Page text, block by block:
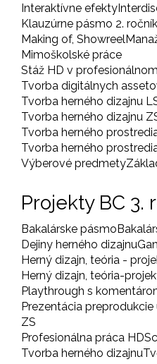
Interaktívne efekty
Klauzúrne pásmo 2. ročník
Making of, Showreel
Mimoškolské práce
Stáž HD v
Tvorba digitálnych
Tvorba herného dizajnu
Tvorba herného dizajnu
Tvorba herného
Tvorba herného
Výberové predmety
Projekty BC 3.
Bakalárske pásmo
Dejiny herného dizajnu
Herný dizajn, teória -
Herný dizajn, teória-
Playthrough s
Prezentácia
ZS
Profesionálna práca HD
Tvorba herného dizajnu